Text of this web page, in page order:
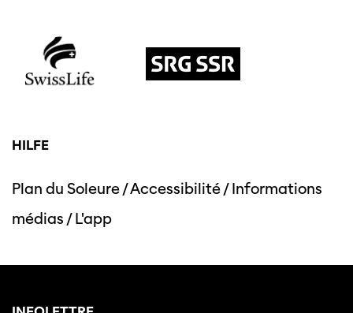
HILFE
Plan du Soleure/Accessibilité/Informations
médias /L'app